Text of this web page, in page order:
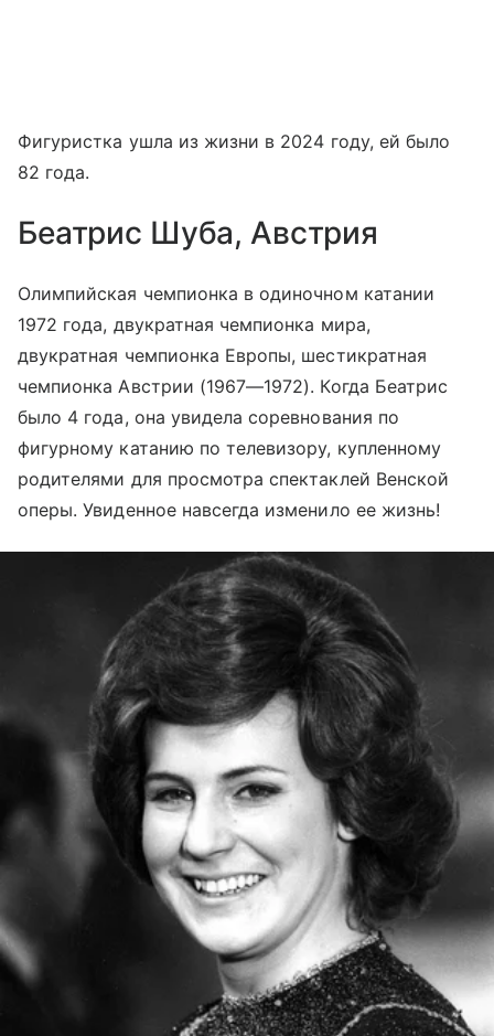
Фигуристка ушла из жизни в 2024 году, ей было
82 года.
Беатрис Шуба, Австрия
Олимпийская чемпионка в одиночном катании
1972 года, двукратная чемпионка мира,
двукратная чемпионка Европы, шестикратная
чемпионка Австрии (1967—1972). Когда Беатрис
было 4 года, она увидела соревнования по
фигурному катанию по телевизору, купленному
родителями для просмотра спектаклей Венской
оперы. Увиденное навсегда изменило ее жизнь!